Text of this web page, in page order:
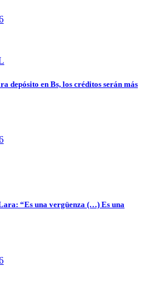
depósito en Bs, los créditos serán más
“Es una vergüenza (…) Es una